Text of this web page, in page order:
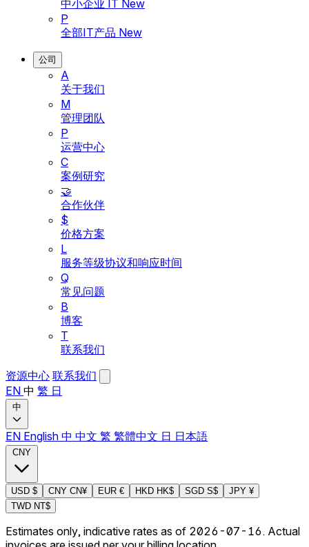
中小企业 IT New
P
全部IT产品 New
公司
A
关于我们
M
管理团队
P
运营中心
C
案例研究
🤝
合作伙伴
$
价格方案
L
服务等级协议和响应时间
Q
常见问题
B
博客
T
联系我们
资源中心 联系我们
EN 中 繁 日
中
EN English 中 中文 繁 繁體中文 日 日本語
CNY
USD $ CNY CN¥ EUR € HKD HK$ SGD S$ JPY ¥
TWD NT$
Estimates only, indicative rates as of 2026-07-16. Actual